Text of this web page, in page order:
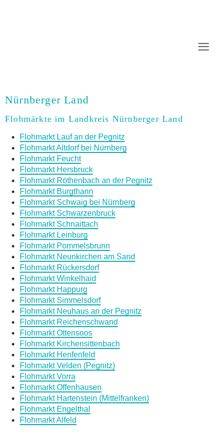
Nürnberger Land
Flohmärkte im Landkreis Nürnberger Land
Flohmarkt Lauf an der Pegnitz
Flohmarkt Altdorf bei Nürnberg
Flohmarkt Feucht
Flohmarkt Hersbruck
Flohmarkt Röthenbach an der Pegnitz
Flohmarkt Burgthann
Flohmarkt Schwaig bei Nürnberg
Flohmarkt Schwarzenbruck
Flohmarkt Schnaittach
Flohmarkt Leinburg
Flohmarkt Pommelsbrunn
Flohmarkt Neunkirchen am Sand
Flohmarkt Rückersdorf
Flohmarkt Winkelhaid
Flohmarkt Happurg
Flohmarkt Simmelsdorf
Flohmarkt Neuhaus an der Pegnitz
Flohmarkt Reichenschwand
Flohmarkt Ottensoos
Flohmarkt Kirchensittenbach
Flohmarkt Henfenfeld
Flohmarkt Velden (Pegnitz)
Flohmarkt Vorra
Flohmarkt Offenhausen
Flohmarkt Hartenstein (Mittelfranken)
Flohmarkt Engelthal
Flohmarkt Alfeld